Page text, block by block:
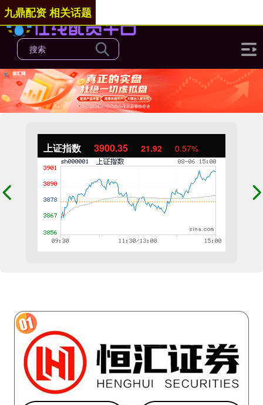
上证指数 3900.35 21.92 0.57%
九鼎配资 相关话题